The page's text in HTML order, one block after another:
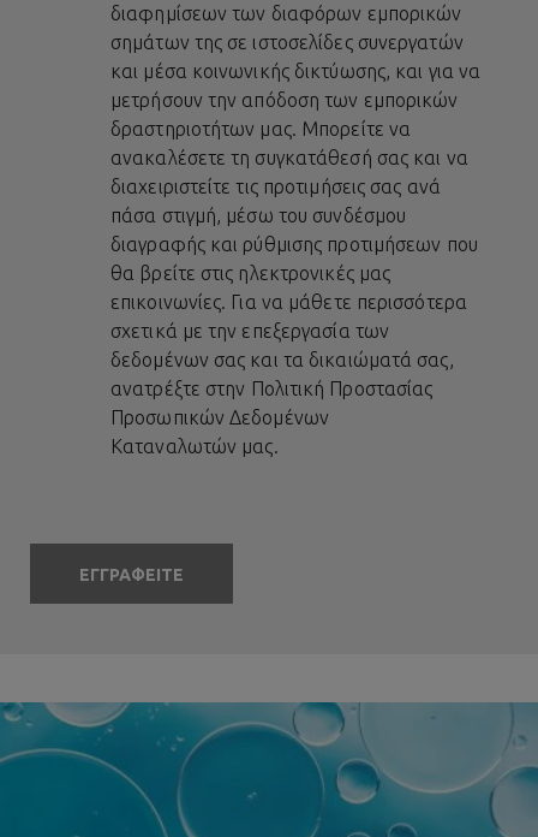
διαφημίσεων των διαφόρων εμπορικών
σημάτων της σε ιστοσελίδες συνεργατών
και μέσα κοινωνικής δικτύωσης, και για να
μετρήσουν την απόδοση των εμπορικών
δραστηριοτήτων μας. Μπορείτε να
ανακαλέσετε τη συγκατάθεσή σας και να
διαχειριστείτε τις προτιμήσεις σας ανά
πάσα στιγμή, μέσω του συνδέσμου
διαγραφής και ρύθμισης προτιμήσεων που
θα βρείτε στις ηλεκτρονικές μας
επικοινωνίες. Για να μάθετε περισσότερα
σχετικά με την επεξεργασία των
δεδομένων σας και τα δικαιώματά σας,
ανατρέξτε στην Πολιτική Προστασίας
Προσωπικών Δεδομένων
Καταναλωτών μας.
ΕΓΓΡΑΦΕΙΤΕ